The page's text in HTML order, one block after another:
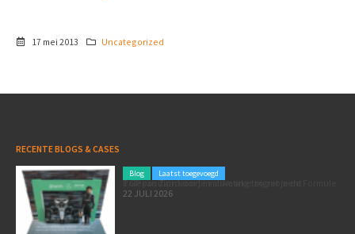
17 mei 2013 Uncategorized
RECENTE BLOGS & CASES
Blog Laatst toegevoegd
Poleposition voor je marketing: zó zet je de Formule 1 GP van Zandvoort in als marketingmoment
22 JULI 2026